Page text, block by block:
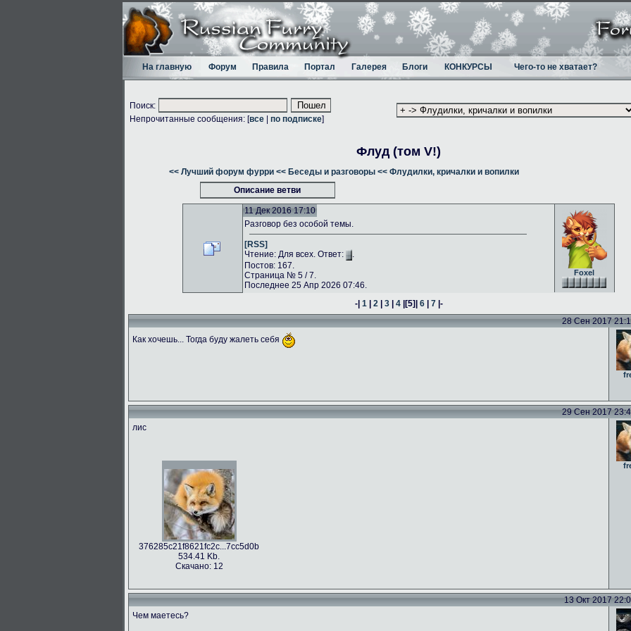
На главную Форум Правила Портал Галерея Блоги КОНКУРСЫ Чего-то не хватает?
Поиск:
Непрочитанные сообщения: [все по подписке]
Флуд (том V!)
<< Лучший форум фурри << Беседы и разговоры << Флудилки, кричалки и вопилки
Описание ветви
11 Дек 2016 17:10
Foxel
Разговор без особой темы.
[RSS]
Чтение: Для всех. Ответ:
.
Постов: 167.
Страница № 5 / 7.
Последнее 25 Апр 2026 07:46.
-| 1| 2| 3| 4|[5]| 6| 7|-
28 Сен 2017
Как хочешь... Тогда буду жалеть себя
29 Сен 2017
лис
376285c21f8621fc2c...7cc5d0b
534.41 Kb.
Скачано: 12
13 Окт 2017
Чем маетесь?